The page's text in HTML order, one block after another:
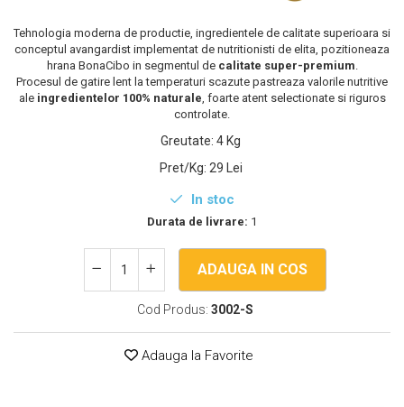
Tehnologia moderna de productie, ingredientele de calitate superioara si
conceptul avangardist implementat de nutritionisti de elita, pozitioneaza
hrana BonaCibo in segmentul de calitate super-premium
Procesul de gatire lent la temperaturi scazute pastreaza valorile nutritive
ale ingredientelor 100% naturale , foarte atent selectionate si riguros
controlate.
Greutate: 4 Kg
Pret/Kg: 29 Lei
In stoc
Durata de livrare: 1
ADAUGA IN COS
Cod Produs: 3002-S
Adauga la Favorite